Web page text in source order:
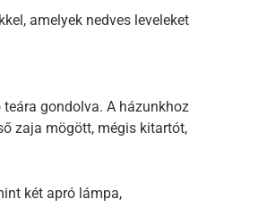
amelyek nedves leveleket
gondolva. A házunkhoz
zaja mögött, mégis kitartót,
két apró lámpa,